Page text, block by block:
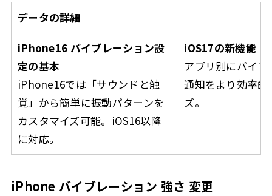
データの詳細
iPhone16 バイブレーション設
定の基本
iPhone16では「サウンドと触
覚」から簡単に振動パターンを
カスタマイズ可能。iOS16以降
に対応。
iOS17の新機能
アプリ別にバイ
通知をより効率
ズ。
iPhone バイブレーション 強さ 変更